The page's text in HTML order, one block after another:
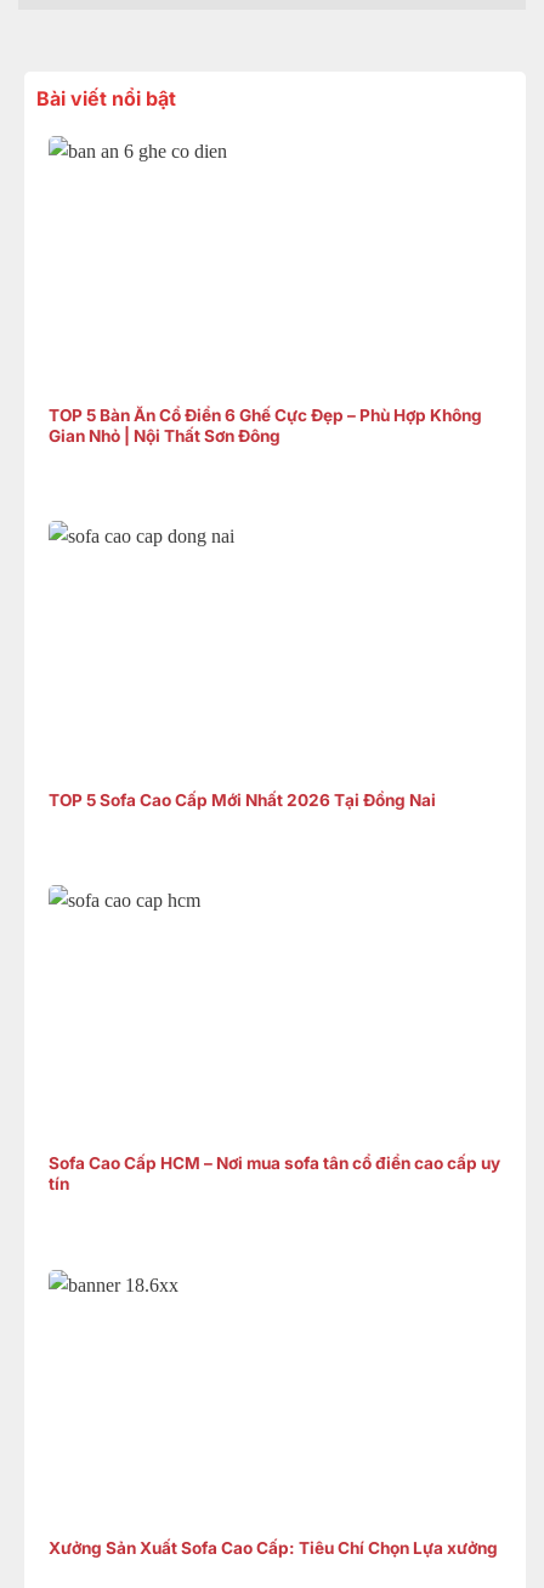
Bài viết nổi bật
TOP 5 Bàn Ăn Cổ Điển 6 Ghế Cực Đẹp – Phù Hợp Không
Gian Nhỏ | Nội Thất Sơn Đông
TOP 5 Sofa Cao Cấp Mới Nhất 2026 Tại Đồng Nai
Sofa Cao Cấp HCM – Nơi mua sofa tân cổ điển cao cấp uy
tín
Xưởng Sản Xuất Sofa Cao Cấp: Tiêu Chí Chọn Lựa xưởng